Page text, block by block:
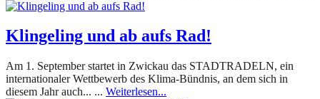
Klingeling und ab aufs Rad!
Am 1. September startet in Zwickau das STADTRADELN, ein
internationaler Wettbewerb des Klima-Bündnis, an dem sich in
diesem Jahr auch... ... Weiterlesen...